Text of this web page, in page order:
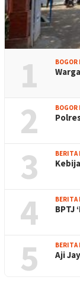
1 BOGOR
2 BOGOR
3 BERITA
4 BERITA
BPTJ
5 BERITA
Aji